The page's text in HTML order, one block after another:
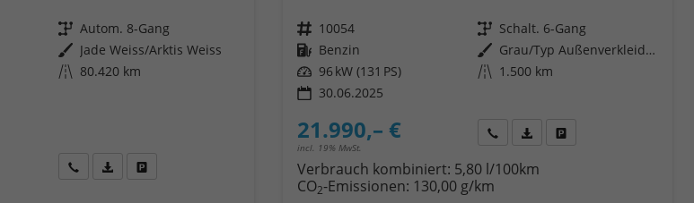
Getriebe Autom. 8-Gang
Außenfarbe Jade Weiss/Arktis Weiss
Kilometerstand 80.420 km
Wir rufen Sie anFahrzeugexposé (PDF)
Fahrzeugnr. 10054 Getriebe Schalt. 6-Gang
Kraftstoff Benzin Außenfarbe
Grau/Typ Außenverkleidung Metallic-Lackierung
Leistung 96 kW (131 PS) Kilometerstand 1.500 km
30.06.2025
21.990,– €
incl. 19% MwSt.
Wir rufen Sie an
Fahrzeugexposé (PDF)
Fahrzeug parken
Verbrauch kombiniert: 5,80 l/100km
CO2-Emissionen: 130,00 g/km